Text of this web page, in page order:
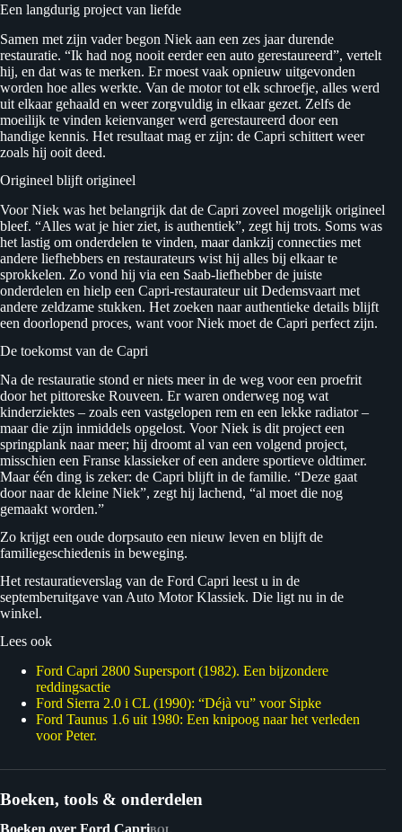
Een langdurig project van liefde
Samen met zijn vader begon Niek aan een zes jaar durende
restauratie. “Ik had nog nooit eerder een auto gerestaureerd”, vertelt
hij, en dat was te merken. Er moest vaak opnieuw uitgevonden
worden hoe alles werkte. Van de motor tot elk schroefje, alles werd
uit elkaar gehaald en weer zorgvuldig in elkaar gezet. Zelfs de
moeilijk te vinden keienvanger werd gerestaureerd door een
handige kennis. Het resultaat mag er zijn: de Capri schittert weer
zoals hij ooit deed.
Origineel blijft origineel
Voor Niek was het belangrijk dat de Capri zoveel mogelijk origineel
bleef. “Alles wat je hier ziet, is authentiek”, zegt hij trots. Soms was
het lastig om onderdelen te vinden, maar dankzij connecties met
andere liefhebbers en restaurateurs wist hij alles bij elkaar te
sprokkelen. Zo vond hij via een Saab-liefhebber de juiste
onderdelen en hielp een Capri-restaurateur uit Dedemsvaart met
andere zeldzame stukken. Het zoeken naar authentieke details blijft
een doorlopend proces, want voor Niek moet de Capri perfect zijn.
De toekomst van de Capri
Na de restauratie stond er niets meer in de weg voor een proefrit
door het pittoreske Rouveen. Er waren onderweg nog wat
kinderziektes – zoals een vastgelopen rem en een lekke radiator –
maar die zijn inmiddels opgelost. Voor Niek is dit project een
springplank naar meer; hij droomt al van een volgend project,
misschien een Franse klassieker of een andere sportieve oldtimer.
Maar één ding is zeker: de Capri blijft in de familie. “Deze gaat
door naar de kleine Niek”, zegt hij lachend, “al moet die nog
gemaakt worden.”
Zo krijgt een oude dorpsauto een nieuw leven en blijft de
familiegeschiedenis in beweging.
Het restauratieverslag van de Ford Capri leest u in de
septemberuitgave van Auto Motor Klassiek. Die ligt nu in de
winkel.
Lees ook
Ford Capri 2800 Supersport (1982). Een bijzondere
reddingsactie
Ford Sierra 2.0 i CL (1990): “Déjà vu” voor Sipke
Ford Taunus 1.6 uit 1980: Een knipoog naar het verleden
voor Peter.
Boeken, tools & onderdelen
Boeken over Ford Capri